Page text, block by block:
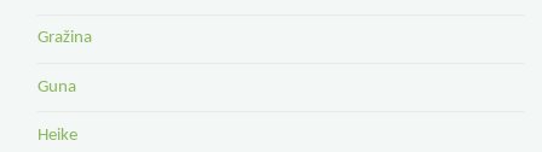
Gražina
Guna
Heike